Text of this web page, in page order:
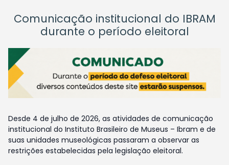
Comunicação institucional do IBRAM
durante o período eleitoral
Desde 4 de julho de 2026, as atividades de comunicação
institucional do Instituto Brasileiro de Museus – Ibram e de
suas unidades museológicas passaram a observar as
restrições estabelecidas pela legislação eleitoral.